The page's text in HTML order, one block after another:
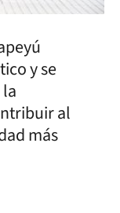
y se
al
más